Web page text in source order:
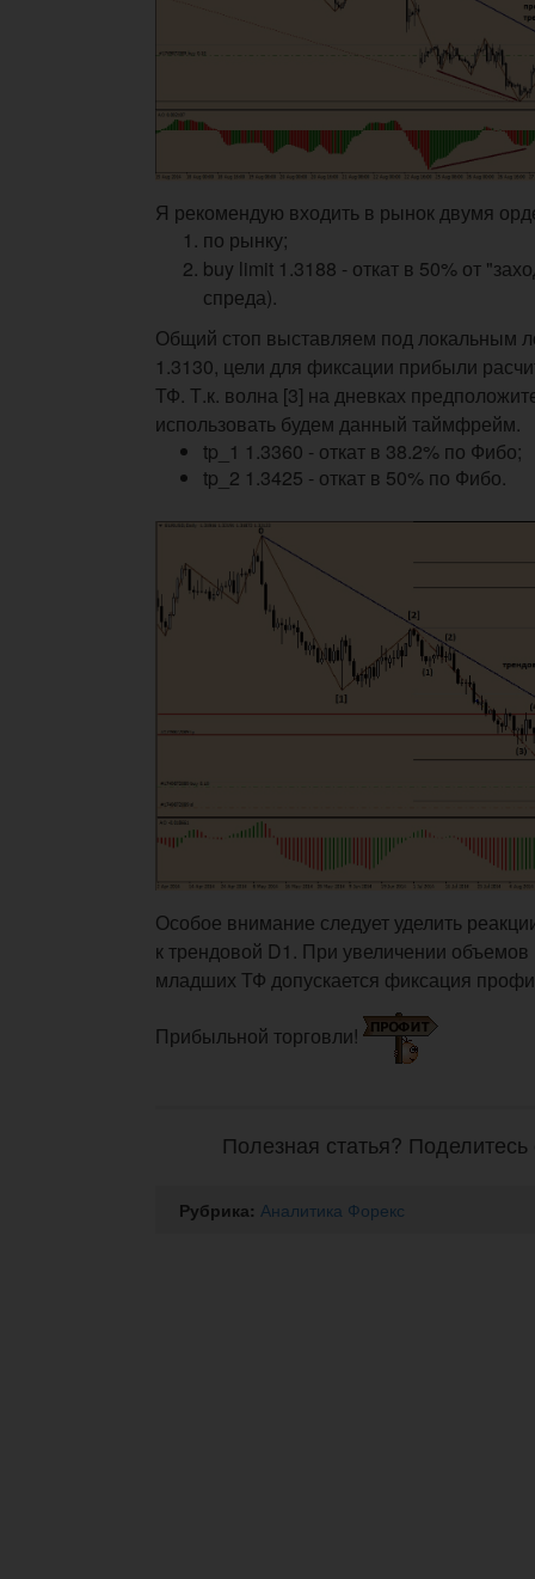
Я рекомендую входить в рынок двумя
по рынку;
buy limit 1.3188 - откат в 50% от
спреда).
Общий стоп выставляем под локальным
1.3130, цели для фиксации прибыли
ТФ. Т.к. волна [3] на дневках
использовать будем данный таймфрейм.
tp_1 1.3360 - откат в 38.2% по Фибо;
tp_2 1.3425 - откат в 50% по Фибо.
Особое внимание следует уделить
к трендовой D1. При увеличении объемов
младших ТФ допускается фиксация
Прибыльной торговли!
Полезная статья?
Рубрика: Аналитика Форекс